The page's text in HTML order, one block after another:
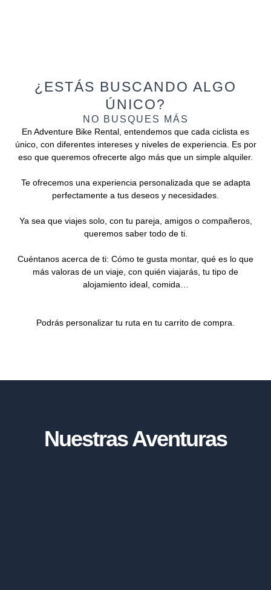
¿ESTÁS BUSCANDO ALGO
ÚNICO?
NO BUSQUES MÁS
En Adventure Bike Rental, entendemos que cada ciclista es
único, con diferentes intereses y niveles de experiencia. Es por
eso que queremos ofrecerte algo más que un simple alquiler.
Te ofrecemos una experiencia personalizada que se adapta
perfectamente a tus deseos y necesidades.
Ya sea que viajes solo, con tu pareja, amigos o compañeros,
queremos saber todo de ti.
Cuéntanos acerca de ti: Cómo te gusta montar, qué es lo que
más valoras de un viaje, con quién viajarás, tu tipo de
alojamiento ideal, comida…
Podrás personalizar tu ruta en tu carrito de compra.
Nuestras Aventuras